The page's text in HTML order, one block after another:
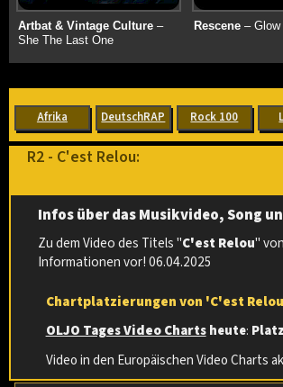
Artbat & Vintage Culture–
She The Last One
Rescene– Glow
Afrika DeutschRAP Rock 100
R2 - C'est Relou:
Infos über das Musikvideo, Song
Zu dem Video des Titels "C'est Relou" von
Informationen vor! 06.04.2025
Chartplatzierungen von 'C'est
OLJO Tages Video Charts heute:
Video in den Europäischen Video Charts